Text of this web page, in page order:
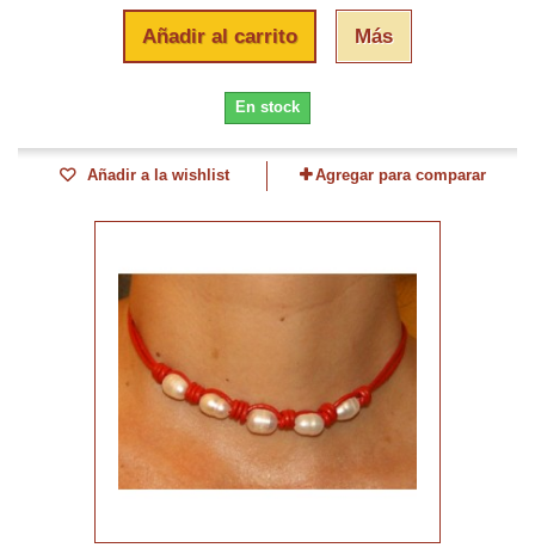
Añadir al carrito Más
En stock
Añadir a la wishlist Agregar para comparar